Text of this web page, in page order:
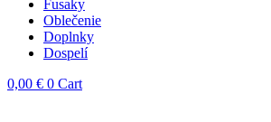
Fusaky
Oblečenie
Doplnky
Dospelí
0,00 € 0 Cart